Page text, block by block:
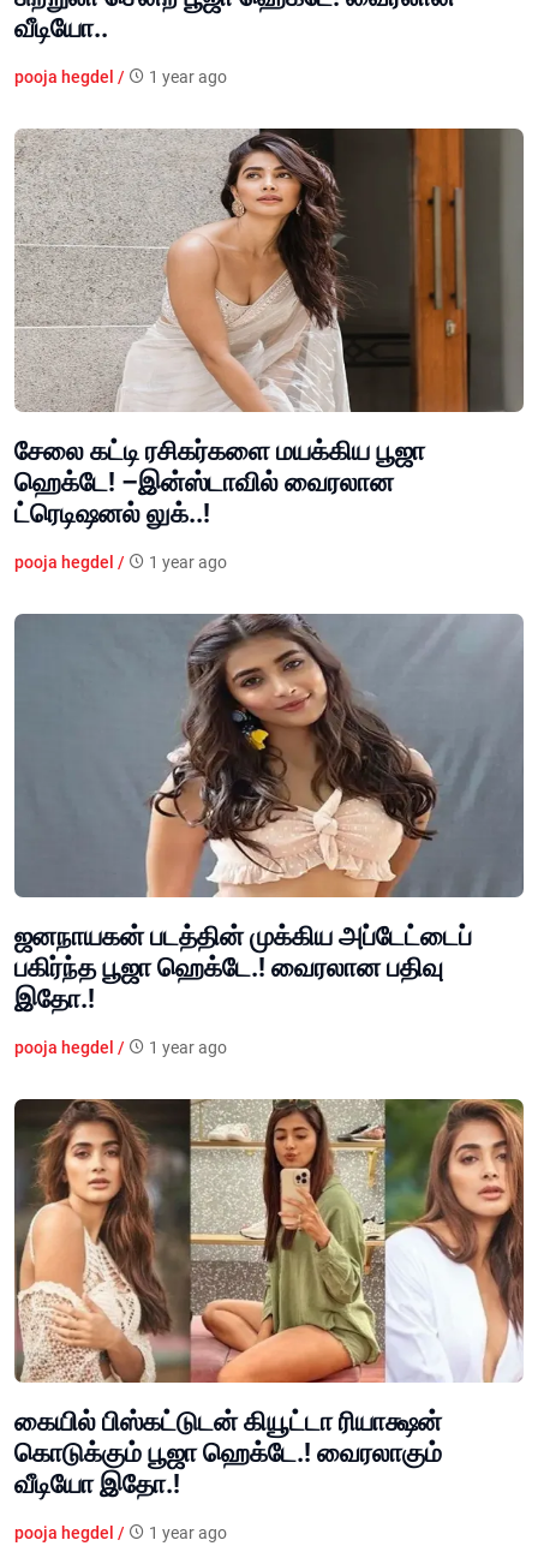
வீடியோ..
pooja hegdel / 1 year ago
சேலை கட்டி ரசிகர்களை மயக்கிய பூஜா
ஹெக்டே! –இன்ஸ்டாவில் வைரலான
ட்ரெடிஷனல் லுக்..!
pooja hegdel / 1 year ago
ஜனநாயகன் படத்தின் முக்கிய அப்டேட்டைப்
பகிர்ந்த பூஜா ஹெக்டே.! வைரலான பதிவு
இதோ.!
pooja hegdel / 1 year ago
கையில் பிஸ்கட்டுடன் கியூட்டா ரியாக்ஷன்
கொடுக்கும் பூஜா ஹெக்டே.! வைரலாகும்
வீடியோ இதோ.!
pooja hegdel / 1 year ago